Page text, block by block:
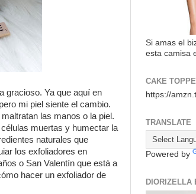
gracioso. Ya que aquí en
mi piel siente el cambio.
las manos o la piel.
muertas y humectar la
naturales que
los exfoliadores en
o San Valentín que está a
hacer un exfoliador de
Si amas el
esta camisa
CAKE
https://
TRANSLATE
Powered by
DIORIZELLA